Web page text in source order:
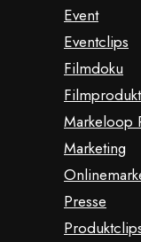
Event
Eventclips
Filmdoku
Markeloop
Marketing
Presse